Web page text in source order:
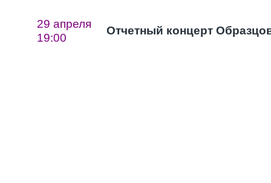
29 апреля
19:00
Отчетный концерт